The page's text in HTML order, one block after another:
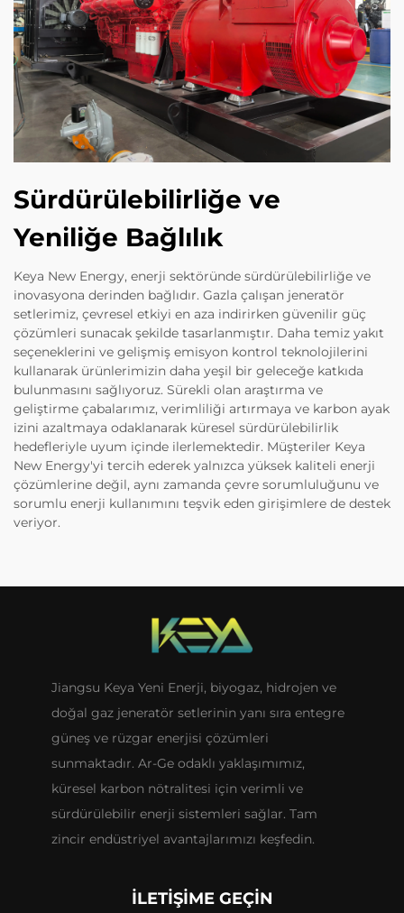
Sürdürülebilirliğe ve
Yeniliğe Bağlılık
Keya New Energy, enerji sektöründe sürdürülebilirliğe ve
inovasyona derinden bağlıdır. Gazla çalışan jeneratör
setlerimiz, çevresel etkiyi en aza indirirken güvenilir güç
çözümleri sunacak şekilde tasarlanmıştır. Daha temiz yakıt
seçeneklerini ve gelişmiş emisyon kontrol teknolojilerini
kullanarak ürünlerimizin daha yeşil bir geleceğe katkıda
bulunmasını sağlıyoruz. Sürekli olan araştırma ve
geliştirme çabalarımız, verimliliği artırmaya ve karbon ayak
izini azaltmaya odaklanarak küresel sürdürülebilirlik
hedefleriyle uyum içinde ilerlemektedir. Müşteriler Keya
New Energy'yi tercih ederek yalnızca yüksek kaliteli enerji
çözümlerine değil, aynı zamanda çevre sorumluluğunu ve
sorumlu enerji kullanımını teşvik eden girişimlere de destek
veriyor.
Jiangsu Keya Yeni Enerji, biyogaz, hidrojen ve
doğal gaz jeneratör setlerinin yanı sıra entegre
güneş ve rüzgar enerjisi çözümleri
sunmaktadır. Ar-Ge odaklı yaklaşımımız,
küresel karbon nötralitesi için verimli ve
sürdürülebilir enerji sistemleri sağlar. Tam
zincir endüstriyel avantajlarımızı keşfedin.
İLETIŞIME GEÇIN